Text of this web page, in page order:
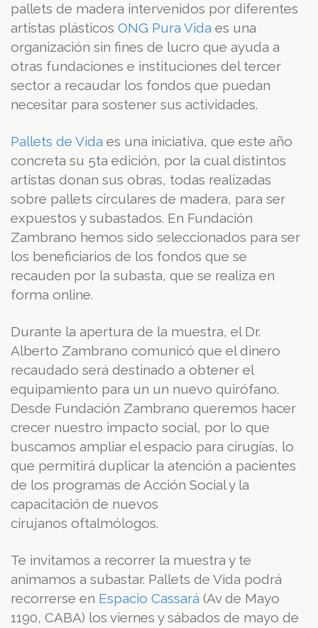
pallets de madera intervenidos por diferentes
artistas plásticos ONG Pura Vida es una
organización sin fines de lucro que ayuda a
otras fundaciones e instituciones del tercer
sector a recaudar los fondos que puedan
necesitar para sostener sus actividades.
Pallets de Vida es una iniciativa, que este año
concreta su 5ta edición, por la cual distintos
artistas donan sus obras, todas realizadas
sobre pallets circulares de madera, para ser
expuestos y subastados. En Fundación
Zambrano hemos sido seleccionados para ser
los beneficiarios de los fondos que se
recauden por la subasta, que se realiza en
forma online.
Durante la apertura de la muestra, el Dr.
Alberto Zambrano comunicó que el dinero
recaudado será destinado a obtener el
equipamiento para un un nuevo quirófano.
Desde Fundación Zambrano queremos hacer
crecer nuestro impacto social, por lo que
buscamos ampliar el espacio para cirugías, lo
que permitirá duplicar la atención a pacientes
de los programas de Acción Social y la
capacitación de nuevos
cirujanos oftalmólogos.
Te invitamos a recorrer la muestra y te
animamos a subastar. Pallets de Vida podrá
recorrerse en Espacio Cassará (Av de Mayo
1190, CABA) los viernes y sábados de mayo de